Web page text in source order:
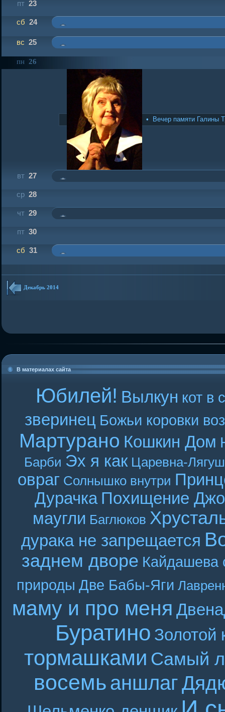
пт 23
сб 24
вс 25
пн 26
• Вечер памяти Галины
вт 27
ср 28
чт 29
пт 30
сб 31
Декабрь 2014
В материалах сайта
Юбилей! Вылкун кот в
зверинец Божьи коровки
Мартурано Кошкин Дом
Барби Эх я как Царевна-
овраг Солнышко внутри
Дурачка Похищение
маугли Баглюков
дурака не запрещается
заднем дворе Кайдашева
природы Две Бабы-Яги
маму и про меня
Буратино Золотой
тормашками Самый
восемьаншлаг